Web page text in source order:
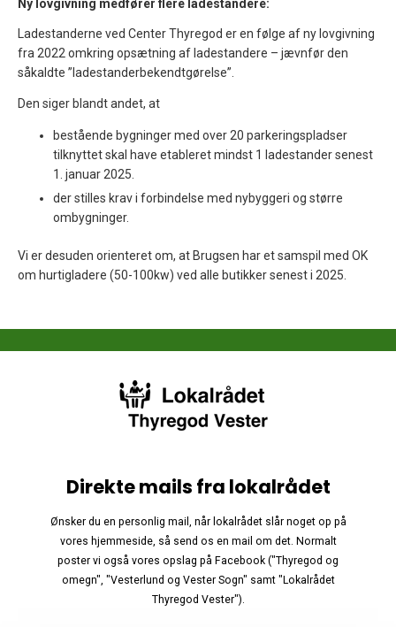
Ny lovgivning medfører flere ladestandere:
Ladestanderne ved Center Thyregod er en følge af ny lovgivning
fra 2022 omkring opsætning af ladestandere – jævnfør den
såkaldte ”ladestanderbekendtgørelse”.
Den siger blandt andet, at
bestående bygninger med over 20 parkeringspladser
tilknyttet skal have etableret mindst 1 ladestander senest
1. januar 2025.
der stilles krav i forbindelse med nybyggeri og større
ombygninger.
Vi er desuden orienteret om, at Brugsen har et samspil med OK
om hurtigladere (50-100kw) ved alle butikker senest i 2025.
Direkte mails fra lokalrådet
Ønsker du en personlig mail, når lokalrådet slår noget op på
vores hjemmeside, så send os en mail om det. Normalt
poster vi også vores opslag på Facebook ("Thyregod og
omegn", "Vesterlund og Vester Sogn" samt "Lokalrådet
Thyregod Vester").